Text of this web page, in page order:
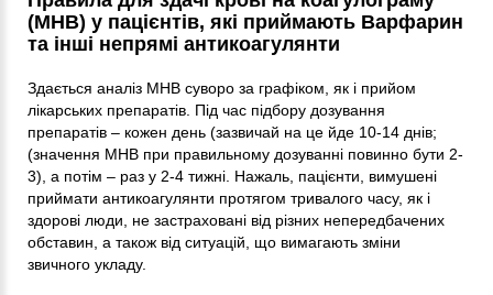
(МНВ) у пацієнтів, які приймають Варфарин
та інші непрямі антикоагулянти
Здається аналіз МНВ суворо за графіком, як і прийом
лікарських препаратів. Під час підбору дозування
препаратів – кожен день (зазвичай на це йде 10-14 днів;
(значення МНВ при правильному дозуванні повинно бути 2-
3), а потім – раз у 2-4 тижні. Нажаль, пацієнти, вимушені
приймати антикоагулянти протягом тривалого часу, як і
здорові люди, не застраховані від різних непередбачених
обставин, а також від ситуацій, що вимагають зміни
звичного укладу.